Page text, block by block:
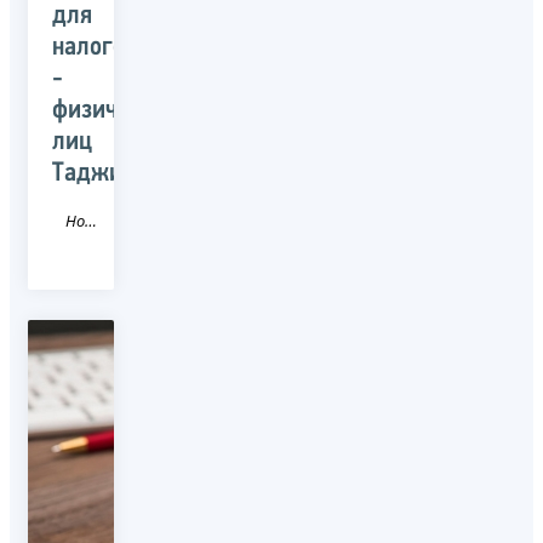
для
налогоплательщиков
-
физических
лиц
Таджикистана
Новость